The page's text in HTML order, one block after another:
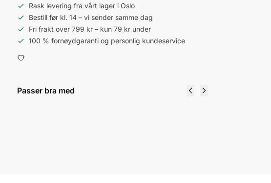
Rask levering fra vårt lager i Oslo
Bestill før kl. 14 – vi sender samme dag
Fri frakt over 799 kr – kun 79 kr under
100 % fornøydgaranti og personlig kundeservice
Passer bra med